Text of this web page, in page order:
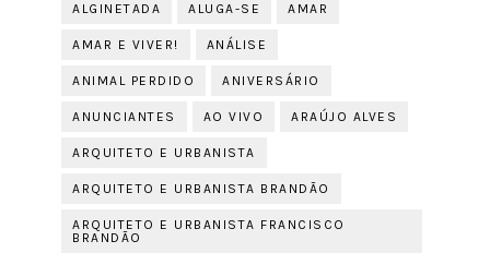
ALGINETADA ALUGA-SE AMAR
AMAR E VIVER! ANÁLISE
ANIMAL PERDIDO ANIVERSÁRIO
ANUNCIANTES AO VIVO ARAÚJO ALVES
ARQUITETO E URBANISTA
ARQUITETO E URBANISTA BRANDÃO
ARQUITETO E URBANISTA FRANCISCO
BRANDÃO